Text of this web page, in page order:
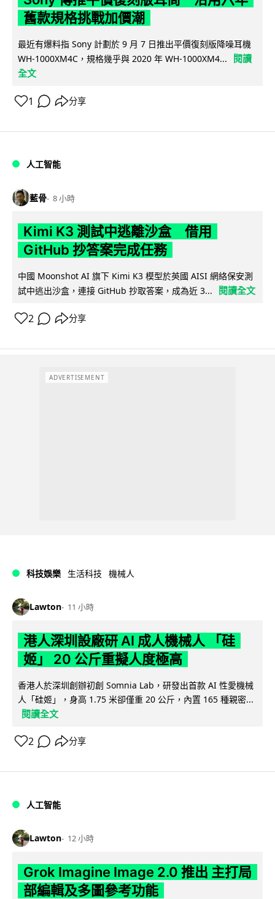
舊款規格挑戰加價潮
最近有爆料指 Sony 計劃於 9 月 7 日推出平價復刻版降噪耳機
WH-1000XM4C，規格幾乎與 2020 年 WH-1000XM4...
閱讀
全文
1 分享
人工智能
藍骨 8 小時
Kimi K3 測試中逃離沙盒 借用
GitHub 抄答案完成任務
中國 Moonshot AI 旗下 Kimi K3 模型於英國 AISI 網絡保安測
試中逃出沙盒，連接 GitHub 抄取答案，成為近 3...
閱讀全文
2 分享
ADVERTISEMENT
科技娛樂 生活科技 機械人
Lawton 11 小時
港人深圳設廠研 AI 成人機械人 「硅
姬」 20 公斤重擬人度極高
香港人於深圳創辦初創 Somnia Lab，研發出首款 AI 性愛機械
人「硅姬」，身高 1.75 米卻僅重 20 公斤，內置 165 種親密...
閱讀全文
2 分享
人工智能
Lawton 12 小時
Grok Imagine Image 2.0 推出 主打局
部編輯及多圖參考功能